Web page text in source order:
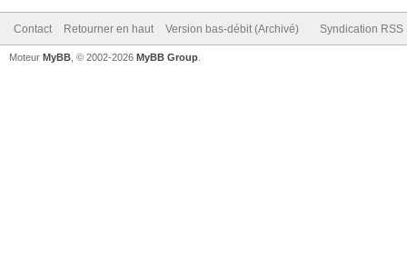
Contact Retourner en haut Version bas-débit (Archivé) Syndication RSS
Moteur MyBB , © 2002-2026 MyBB Group